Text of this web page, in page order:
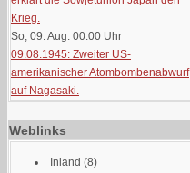
Krieg.
So, 09. Aug. 00:00 Uhr
09.08.1945: Zweiter US-
amerikanischer Atombombenabwurf
auf Nagasaki.
Weblinks
Inland (8)